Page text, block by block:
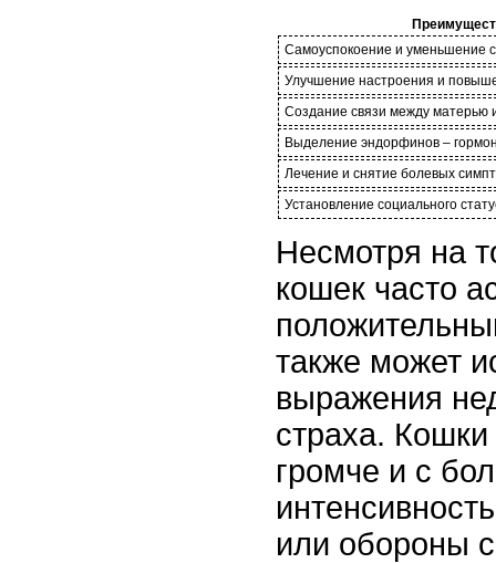
Самоуспокоение и уменьшение
Улучшение настроения и
Создание связи между матерью
Выделение эндорфинов –
Лечение и снятие болевых
Установление социального
Несмотря на
кошек часто
также может
выражения
страха.
громче и с
или обороны